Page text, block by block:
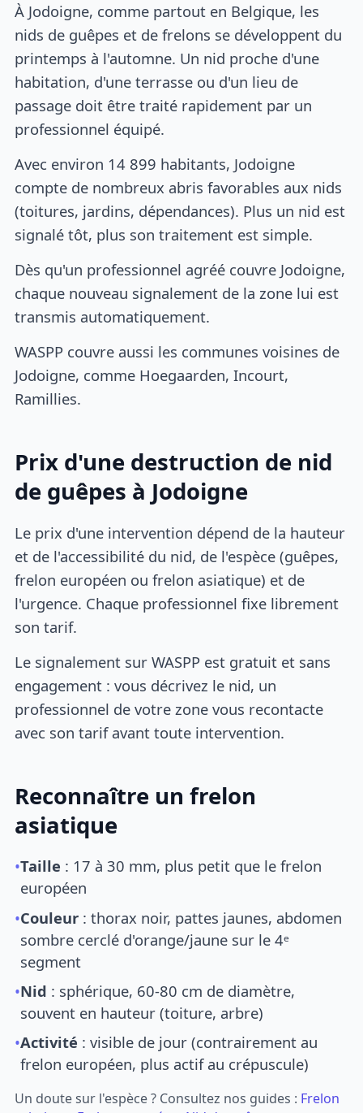
À Jodoigne, comme partout en Belgique, les
nids de guêpes et de frelons se développent du
printemps à l'automne. Un nid proche d'une
habitation, d'une terrasse ou d'un lieu de
passage doit être traité rapidement par un
professionnel équipé.
Avec environ 14 899 habitants, Jodoigne
compte de nombreux abris favorables aux nids
(toitures, jardins, dépendances). Plus un nid est
signalé tôt, plus son traitement est simple.
Dès qu'un professionnel agréé couvre Jodoigne,
chaque nouveau signalement de la zone lui est
transmis automatiquement.
WASPP couvre aussi les communes voisines de
Jodoigne, comme Hoegaarden, Incourt,
Ramillies.
Prix d'une destruction de nid
de guêpes à Jodoigne
Le prix d'une intervention dépend de la hauteur
et de l'accessibilité du nid, de l'espèce (guêpes,
frelon européen ou frelon asiatique) et de
l'urgence. Chaque professionnel fixe librement
son tarif.
Le signalement sur WASPP est gratuit et sans
engagement : vous décrivez le nid, un
professionnel de votre zone vous recontacte
avec son tarif avant toute intervention.
Reconnaître un frelon
asiatique
•Taille : 17 à 30 mm, plus petit que le frelon
européen
•Couleur : thorax noir, pattes jaunes, abdomen
sombre cerclé d'orange/jaune sur le 4ᵉ
segment
•Nid : sphérique, 60-80 cm de diamètre,
souvent en hauteur (toiture, arbre)
•Activité : visible de jour (contrairement au
frelon européen, plus actif au crépuscule)
Un doute sur l'espèce ? Consultez nos guides : Frelon